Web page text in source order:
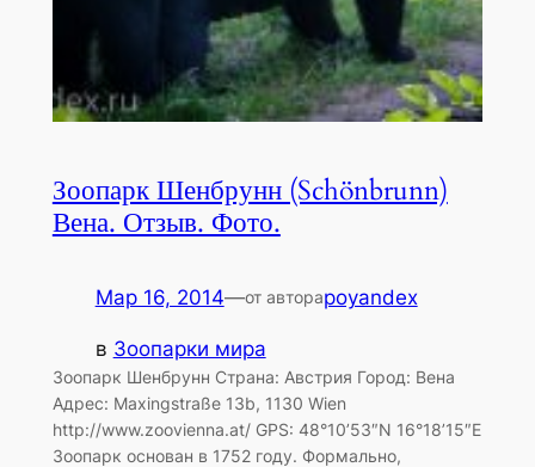
Зоопарк Шенбрунн (Schönbrunn)
Вена. Отзыв. Фото.
Мар 16, 2014—от автораpoyandex
в Зоопарки мира
Зоопарк Шенбрунн Страна: Австрия Город: Вена
Адрес: Maxingstraße 13b, 1130 Wien
http://www.zoovienna.at/ GPS: 48°10’53″N 16°18’15″E
Зоопарк основан в 1752 году. Формально,